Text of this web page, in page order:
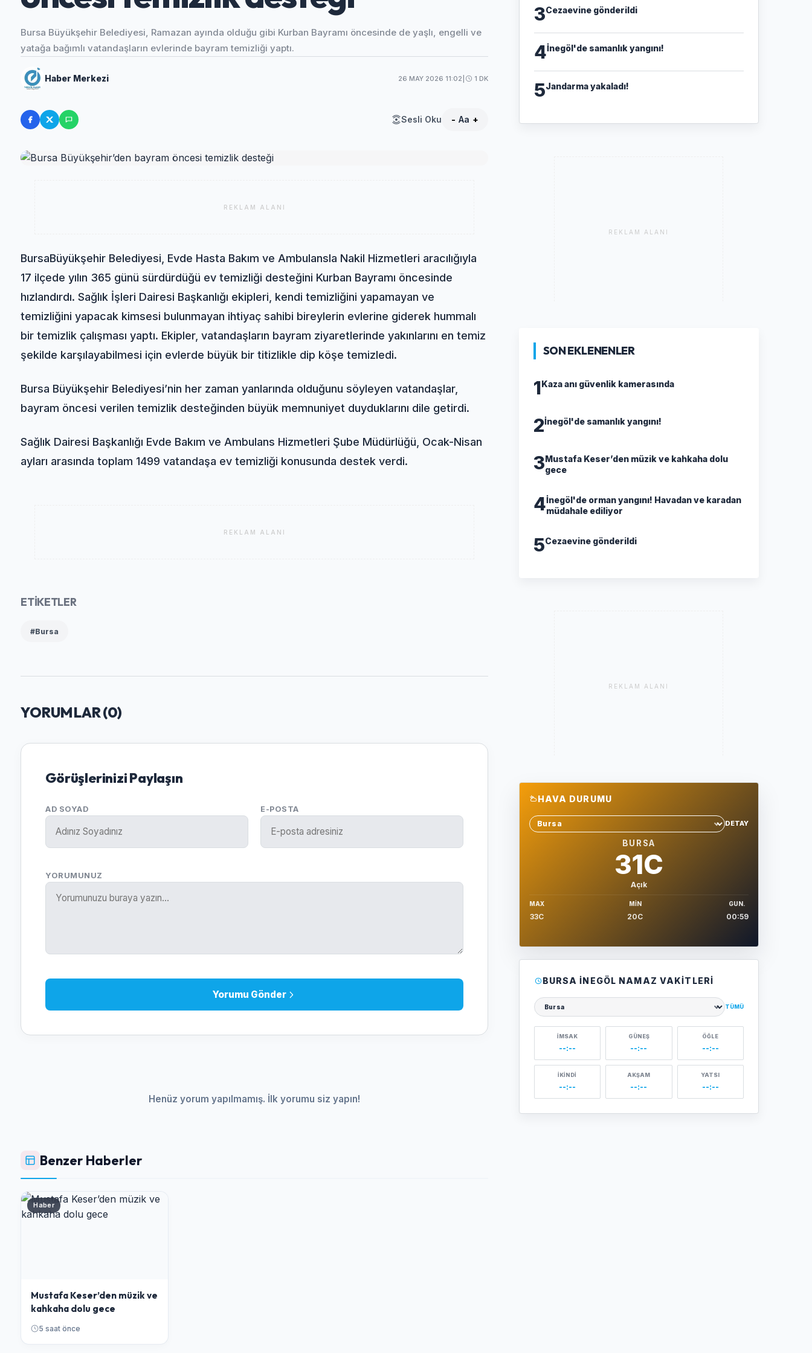
Bursa Büyükşehir Belediyesi, Ramazan ayında olduğu gibi Kurban Bayramı öncesinde de yaşlı, engelli ve
yatağa bağımlı vatandaşların evlerinde bayram temizliği yaptı.
Haber Merkezi 26 MAY 2026 11:02 1 DK
Sesli Oku - Aa +
REKLAM ALANI
BursaBüyükşehir Belediyesi, Evde Hasta Bakım ve Ambulansla Nakil Hizmetleri aracılığıyla
17 ilçede yılın 365 günü sürdürdüğü ev temizliği desteğini Kurban Bayramı öncesinde
hızlandırdı. Sağlık İşleri Dairesi Başkanlığı ekipleri, kendi temizliğini yapamayan ve
temizliğini yapacak kimsesi bulunmayan ihtiyaç sahibi bireylerin evlerine giderek hummalı
bir temizlik çalışması yaptı. Ekipler, vatandaşların bayram ziyaretlerinde yakınlarını en temiz
şekilde karşılayabilmesi için evlerde büyük bir titizlikle dip köşe temizledi.
Bursa Büyükşehir Belediyesi’nin her zaman yanlarında olduğunu söyleyen vatandaşlar,
bayram öncesi verilen temizlik desteğinden büyük memnuniyet duyduklarını dile getirdi.
Sağlık Dairesi Başkanlığı Evde Bakım ve Ambulans Hizmetleri Şube Müdürlüğü, Ocak-Nisan
ayları arasında toplam 1499 vatandaşa ev temizliği konusunda destek verdi.
REKLAM ALANI
ETİKETLER
#Bursa
YORUMLAR (0)
Görüşlerinizi Paylaşın
AD SOYAD E-POSTA
YORUMUNUZ
Yorumu Gönder
Henüz yorum yapılmamış. İlk yorumu siz yapın!
Benzer Haberler
Haber
Mustafa Keser’den müzik ve
kahkaha dolu gece
5 saat önce
3Cezaevine gönderildi
4İnegöl'de samanlık yangını!
5Jandarma yakaladı!
REKLAM ALANI
SON EKLENENLER
1Kaza anı güvenlik kamerasında
2İnegöl'de samanlık yangını!
3Mustafa Keser’den müzik ve kahkaha dolu
gece
4İnegöl'de orman yangını! Havadan ve karadan
müdahale ediliyor
5Cezaevine gönderildi
REKLAM ALANI
HAVA DURUMU
Sehir sec
DETAY
BURSA
31C
Açık
MAX
33C
MIN
20C
GUN.
00:59
BURSA İNEGÖL NAMAZ VAKITLERI
Şehir seçin
TÜMÜ
İMSAK
--:--
GÜNEŞ
--:--
ÖĞLE
--:--
İKINDI
--:--
AKŞAM
--:--
YATSI
--:--